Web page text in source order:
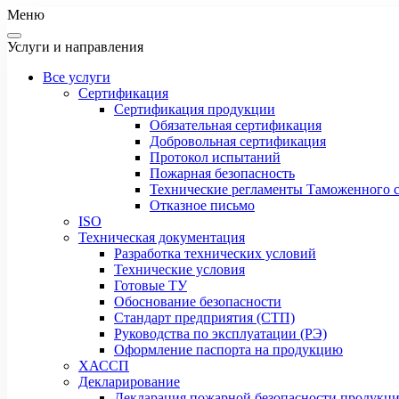
Меню
Услуги и направления
Все услуги
Сертификация
Сертификация продукции
Обязательная сертификация
Добровольная сертификация
Протокол испытаний
Пожарная безопасность
Технические регламенты Таможенного
Отказное письмо
ISO
Техническая документация
Разработка технических условий
Технические условия
Готовые ТУ
Обоснование безопасности
Стандарт предприятия (СТП)
Руководства по эксплуатации (РЭ)
Оформление паспорта на продукцию
ХАССП
Декларирование